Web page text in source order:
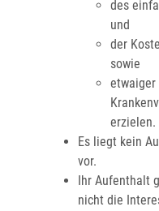
des
und
der
sowie
etwaiger
erzielen.
Es liegt kein
vor.
Ihr Aufenthalt
nicht die